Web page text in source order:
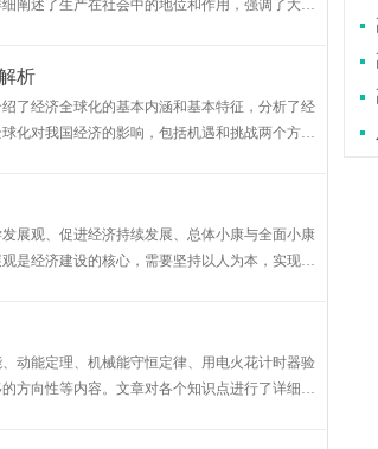
阐述了生产在社会中的地位和作用，强调了大力
析
了经济全球化的基本内涵和基本特征，分析了经
化对我国经济的影响，包括机遇和挑战两个方
展观、促进经济持续发展、总体小康与全面小康
是经济建设的核心，需要坚持以人为本，实现全
动能定理、机械能守恒定律、用电火花计时器验
方向性等内容。文章对各个知识点进行了详细的